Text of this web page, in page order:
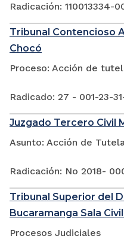
Radicación: 110013334-
Tribunal Contencioso
Chocó
Proceso: Acción de
Radicado: 27 - 001-23-
Juzgado Tercero Civil
Asunto: Acción de
Radicación: No 2018-
Tribunal Superior del
Bucaramanga Sala
Procesos Judiciales